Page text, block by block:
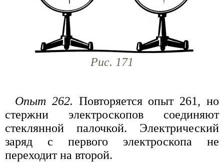
Рис. 171
Опыт 262. Повторяется опыт 261, но
стержни электроскопов соединяют
стеклянной палочкой. Электрический
заряд с первого электроскопа не
переходит на второй.